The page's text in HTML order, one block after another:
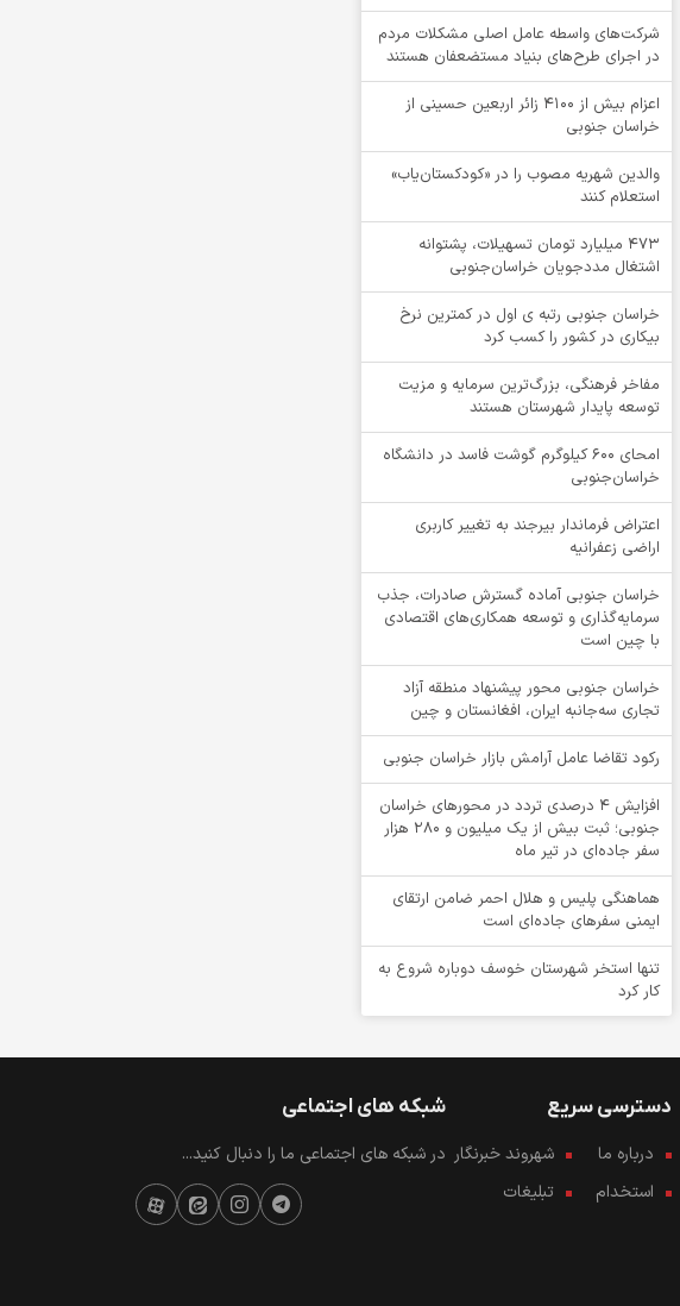
شرکت‌های واسطه عامل اصلی مشکلات مردم
در اجرای طرح‌های بنیاد مستضعفان هستند
اعزام بیش از 4100 زائر اربعین حسینی از
خراسان جنوبی
والدین شهریه مصوب را در «کودکستان‌یاب»
استعلام کنند
۴۷۳ میلیارد تومان تسهیلات، پشتوانه
اشتغال مددجویان خراسان‌جنوبی
خراسان جنوبی رتبه ی اول در کمترین نرخ
بیکاری در کشور را کسب کرد
مفاخر فرهنگی، بزرگ‌ترین سرمایه و مزیت
توسعه پایدار شهرستان هستند
امحای ۶۰۰ کیلوگرم گوشت فاسد در دانشگاه
خراسان‌جنوبی
اعتراض فرماندار بیرجند به تغییر کاربری
اراضی زعفرانیه
خراسان جنوبی آماده گسترش صادرات، جذب
سرمایه‌گذاری و توسعه همکاری‌های اقتصادی
با چین است
خراسان جنوبی محور پیشنهاد منطقه آزاد
تجاری سه‌جانبه ایران، افغانستان و چین
رکود تقاضا عامل آرامش بازار خراسان جنوبی
افزایش 4 درصدی تردد در محورهای خراسان
جنوبی؛ ثبت بیش از یک میلیون و 280 هزار
سفر جاده‌ای در تیر ماه
هماهنگی پلیس و هلال احمر ضامن ارتقای
ایمنی سفرهای جاده‌ای است
تنها استخر شهرستان خوسف دوباره شروع به
کار کرد
دسترسی سریع
درباره ما
شهروند خبرنگار
استخدام
تبلیغات
شبکه های اجتماعی
در شبکه های اجتماعی ما را دنبال کنید...